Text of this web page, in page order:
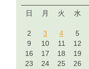
日 月 火 水
2
3 4 5
9
10 11 12
16
17 18 19
23
24 25 26